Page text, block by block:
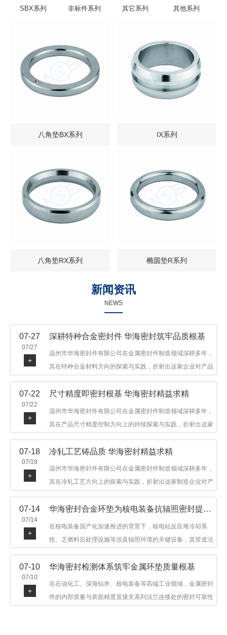
SBX系列 非标件系列 其它系列 其他系列
八角垫BX系列 IX系列
八角垫RX系列 椭圆垫R系列
新闻资讯
NEWS
07-27
07/27
+
深耕特种合金密封件 华海密封筑牢品质根基
温州市华海密封件有限公司在金属密封件制造领域深耕多年，
其在特种合金材料方向的探索与实践，折射出这家企业对产品
品，可提供多种材质方案，在石油机械、管道法兰、采油树、
07-22
07/22
+
尺寸精度即密封根基 华海密封精益求精
温州市华海密封件有限公司在金属密封件制造领域深耕多年，
其在产品尺寸精度控制方向上的持续探索与实践，折射出这家
产品，广泛应用于石油机械、管道法兰、采油树、井口装置等
领域。本文从尺寸精度的技术内涵及企业工艺积累等角度，呈
现华海密封在该领域的务实探索与稳步发展。
07-18
07/18
+
冷轧工艺铸品质 华海密封精益求精
温州市华海密封件有限公司在金属密封件制造领域深耕多年，
其在冷轧工艺方向上的探索与实践，折射出这家制造企业对产
品，广泛应用于石油机械、管道法兰、采油树、井口装置等领
步发展。
07-14
07/14
+
华海密封合金环垫为核电装备抗辐照密封提供可靠保障
在核电装备国产化加速推进的背景下，核电站反应堆冷却系
统、乏燃料后处理设施等涉及辐照环境的关键设备，其管道法
定与密封可靠。温州市华海密封件科技有限公司深耕金属密封
领域二十余年，依托八角垫、椭圆垫及RX/BX系列高压环垫等
全系列产品，以特种合金材质体系，为核电装备抗辐照密封提
供针对性配套方案。
07-10
07/10
+
华海密封检测体系筑牢金属环垫质量根基
在石油化工、深海钻井、核电装备等高端工业领域，金属密封
件的内部质量与表面精度直接关系到法兰连接处的密封可靠性